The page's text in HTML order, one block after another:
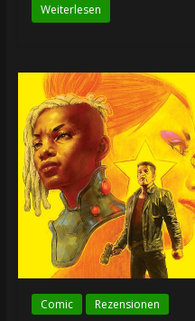
Weiterlesen
Comic Rezensionen